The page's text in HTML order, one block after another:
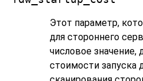
Этот параметр,
для стороннего
числовое значение,
стоимости запуска